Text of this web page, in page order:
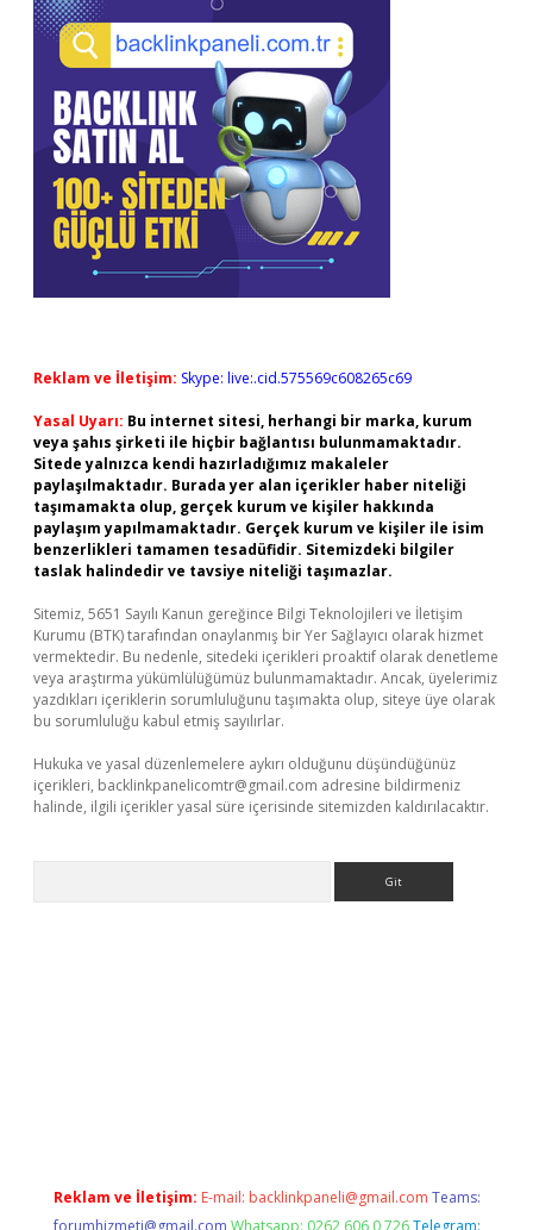
Reklam ve İletişim: Skype: live:.cid.575569c608265c69
Yasal Uyarı: Bu internet sitesi, herhangi bir marka, kurum
veya şahıs şirketi ile hiçbir bağlantısı bulunmamaktadır.
Sitede yalnızca kendi hazırladığımız makaleler
paylaşılmaktadır. Burada yer alan içerikler haber niteliği
taşımamakta olup, gerçek kurum ve kişiler hakkında
paylaşım yapılmamaktadır. Gerçek kurum ve kişiler ile isim
benzerlikleri tamamen tesadüfidir. Sitemizdeki bilgiler
taslak halindedir ve tavsiye niteliği taşımazlar.
Sitemiz, 5651 Sayılı Kanun gereğince Bilgi Teknolojileri ve İletişim
Kurumu (BTK) tarafından onaylanmış bir Yer Sağlayıcı olarak hizmet
vermektedir. Bu nedenle, sitedeki içerikleri proaktif olarak denetleme
veya araştırma yükümlülüğümüz bulunmamaktadır. Ancak, üyelerimiz
yazdıkları içeriklerin sorumluluğunu taşımakta olup, siteye üye olarak
bu sorumluluğu kabul etmiş sayılırlar.
Hukuka ve yasal düzenlemelere aykırı olduğunu düşündüğünüz
içerikleri, backlinkpanelicomtr@gmail.com adresine bildirmeniz
halinde, ilgili içerikler yasal süre içerisinde sitemizden kaldırılacaktır.
Reklam ve İletişim: E-mail: backlinkpaneli@gmail.com Teams:
forumhizmeti@gmail.com Whatsapp: 0262 606 0 726 Telegram: